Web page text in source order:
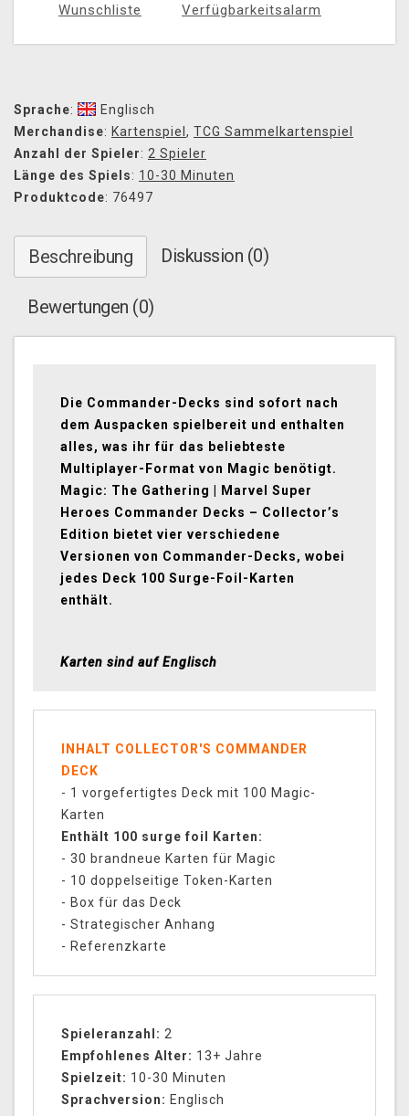
Wunschliste Verfügbarkeitsalarm
Sprache:
Englisch
Merchandise: Kartenspiel , TCG Sammelkartenspiel
Anzahl der Spieler: 2 Spieler
Länge des Spiels: 10-30 Minuten
Produktcode: 76497
Beschreibung Diskussion (0)
Bewertungen (0)
Die Commander-Decks sind sofort nach
dem Auspacken spielbereit und enthalten
alles, was ihr für das beliebteste
Multiplayer-Format von Magic benötigt.
Magic: The Gathering | Marvel Super
Heroes Commander Decks – Collector’s
Edition bietet vier verschiedene
Versionen von Commander-Decks, wobei
jedes Deck 100 Surge-Foil-Karten
enthält.
Karten sind auf Englisch
INHALT COLLECTOR'S COMMANDER
DECK
- 1 vorgefertigtes Deck mit 100 Magic-
Karten
Enthält 100 surge foil Karten:
- 30 brandneue Karten für Magic
- 10 doppelseitige Token-Karten
- Box für das Deck
- Strategischer Anhang
- Referenzkarte
Spieleranzahl: 2
Empfohlenes Alter: 13+ Jahre
Spielzeit: 10-30 Minuten
Sprachversion: Englisch